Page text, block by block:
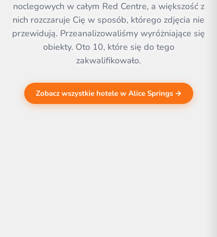
noclegowych w całym Red Centre, a większość z
nich rozczaruje Cię w sposób, którego zdjęcia nie
przewidują. Przeanalizowaliśmy wyróżniające się
obiekty. Oto 10, które się do tego
zakwalifikowało.
Zobacz wszystkie hotele w Alice Springs →